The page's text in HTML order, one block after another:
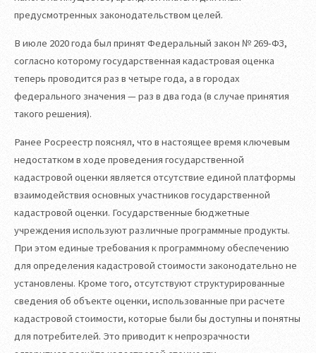
предусмотренных законодательством целей.
В июле 2020 года был принят Федеральный закон № 269-ФЗ,
согласно которому государственная кадастровая оценка
теперь проводится раз в четыре года, а в городах
федерального значения — раз в два года (в случае принятия
такого решения).
Ранее Росреестр пояснял, что в настоящее время ключевым
недостатком в ходе проведения государственной
кадастровой оценки является отсутствие единой платформы
взаимодействия основных участников государственной
кадастровой оценки. Государственные бюджетные
учреждения используют различные программные продукты.
При этом единые требования к программному обеспечению
для определения кадастровой стоимости законодательно не
установлены. Кроме того, отсутствуют структурированные
сведения об объекте оценки, использованные при расчете
кадастровой стоимости, которые были бы доступны и понятны
для потребителей. Это приводит к непрозрачности